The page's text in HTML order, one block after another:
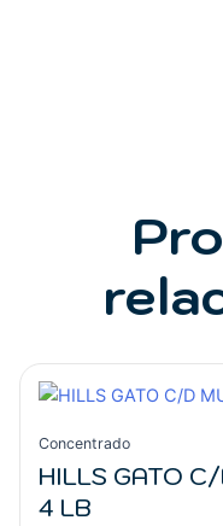
Concentrado
HILLS GATO
4 LB